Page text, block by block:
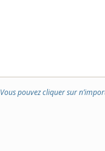
Vous pouvez cliquer sur